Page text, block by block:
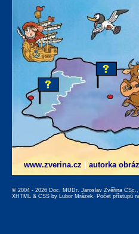
www.zverina.cz autorka
© 2004 - 2026 Doc. MUDr. Jaroslav Zvěřina
XHTML & CSS by Lubor Mrázek. Počet přístupů